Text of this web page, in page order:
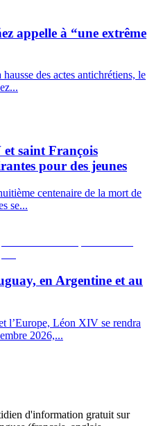
appelle à “une extrême
des actes antichrétiens, le
saint François
pour des jeunes
centenaire de la mort de
se...
en Argentine et au
l’Europe, Léon XIV se rendra
2026,...
d'information gratuit sur